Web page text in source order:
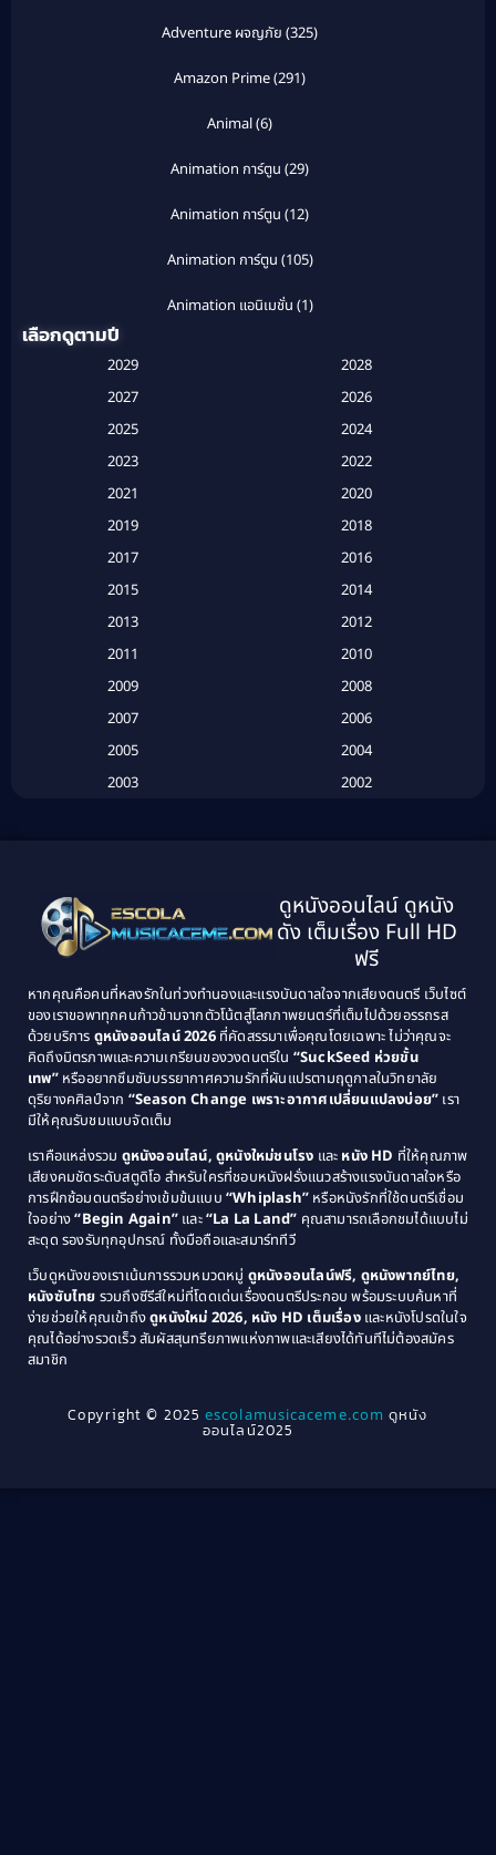
Adventure ผจญภัย (325)
Amazon Prime(291)
Animal(6)
Animation การ์ตูน (29)
Animation การ์ตูน (12)
Animation การ์ตูน (105)
Animation แอนิเมชั่น (1)
Based on a True Story สร้างจากเรื่องจริง(2)
Based on a True Story เรื่องจริง (20)
(134)
Classic หนังคลาสสิก(21)
Classic หนังคลาสสิก(25)
Comedy ตลก(46)
Comedy ตลก(515)
Coming of Age ก้าวพ้นวัย(1)
Coming-of-Age(3)
Community(1)
Crime อาชญากรรม(78)
Cult Film(4)
เลือกดูตามปี
2029
2028
2027
2026
2025
2024
2023
2022
2021
2020
2019
2018
2017
2016
2015
2014
2013
2012
2011
2010
2009
2008
2007
2006
2005
2004
2003
2002
1995
1994
1993
1992
1989
1988
1987
1986
1985
1984
1983
1982
1979
1978
1976
1975
1974
1971
1970
1969
1968
1964
1963
1940
ดูหนังออนไลน์ ดูหนัง
ดัง เต็มเรื่อง Full HD
ฟรี
หากคุณคือคนที่หลงรักในท่วงทำนองและแรงบันดาลใจจากเสียงดนตรี เว็บไซต์
ของเราขอพาทุกคนก้าวข้ามจากตัวโน้ตสู่โลกภาพยนตร์ที่เต็มไปด้วยอรรถรส
ด้วยบริการ ดูหนังออนไลน์ 2026ที่คัดสรรมาเพื่อคุณโดยเฉพาะ ไม่ว่าคุณจะ
คิดถึงมิตรภาพและความเกรียนของวงดนตรีใน “SuckSeed ห่วยขั้น
เทพ”หรืออยากซึมซับบรรยากาศความรักที่ผันแปรตามฤดูกาลในวิทยาลัย
ดุริยางคศิลป์จาก “Season Change เพราะอากาศเปลี่ยนแปลงบ่อย” เรา
มีให้คุณรับชมแบบจัดเต็ม
เราคือแหล่งรวม ดูหนังออนไลน์, ดูหนังใหม่ชนโรง และ หนัง HD ที่ให้คุณภาพ
เสียงคมชัดระดับสตูดิโอ สำหรับใครที่ชอบหนังฝรั่งแนวสร้างแรงบันดาลใจหรือ
การฝึกซ้อมดนตรีอย่างเข้มข้นแบบ “Whiplash” หรือหนังรักที่ใช้ดนตรีเชื่อม
ใจอย่าง“Begin Again” และ“La La Land” คุณสามารถเลือกชมได้แบบไม่
สะดุด รองรับทุกอุปกรณ์ ทั้งมือถือและสมาร์ททีวี
เว็บดูหนังของเราเน้นการรวมหมวดหมู่ ดูหนังออนไลน์ฟรี, ดูหนังพากย์ไทย,
หนังซับไทย รวมถึงซีรีส์ใหม่ที่โดดเด่นเรื่องดนตรีประกอบ พร้อมระบบค้นหาที่
ง่ายช่วยให้คุณเข้าถึงดูหนังใหม่ 2026, หนัง HD เต็มเรื่องและหนังโปรดในใจ
คุณได้อย่างรวดเร็ว สัมผัสสุนทรียภาพแห่งภาพและเสียงได้ทันทีไม่ต้องสมัคร
สมาชิก
Copyright © 2025escolamusicaceme.com ดูหนัง
ออนไลน์2025